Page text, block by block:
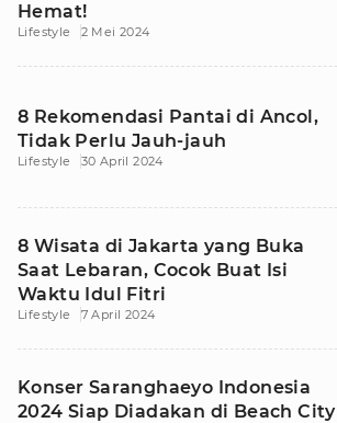
Hemat!
Lifestyle 2 Mei 2024
8 Rekomendasi Pantai di Ancol,
Tidak Perlu Jauh-jauh
Lifestyle 30 April 2024
8 Wisata di Jakarta yang Buka
Saat Lebaran, Cocok Buat Isi
Waktu Idul Fitri
Lifestyle 7 April 2024
Konser Saranghaeyo Indonesia
2024 Siap Diadakan di Beach City